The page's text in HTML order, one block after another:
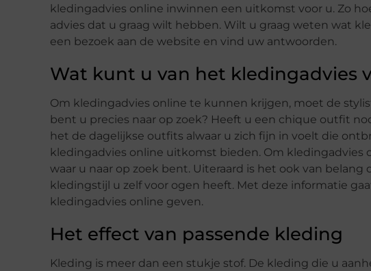
kledingadvies online inwinnen een uitkomst voor u. Zo
advies dat u graag wilt hebben. Wilt u graag weten wat
een bezoek aan de website en vind uw antwoorden.
Wat kunt u van het kledingadvies
Om kledingadvies online te kunnen krijgen, moet de
bent u precies naar op zoek? Heeft u een chique outfit
het de dagelijkse outfits alwaar u zich fijn in voelt die
kledingadvies online uitkomst bieden. Om kledingadvies
waar u naar op zoek bent. Uiteraard is het ook van
kledingstijl u zelf voor ogen heeft. Met deze informatie
kledingadvies online geven.
Het effect van passende kleding
Kleding is meer dan een stukje stof. De kleding die u